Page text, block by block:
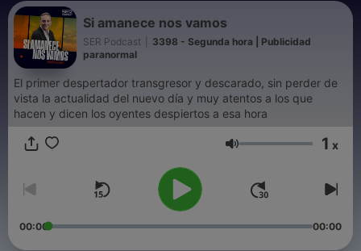
Si amanece nos vamos
SER Podcast
3398 - Segunda hora | Publicidad
paranormal
El primer despertador transgresor y descarado, sin perder de
vista la actualidad del nuevo día y muy atentos a los que
hacen y dicen los oyentes despiertos a esa hora
Volume 1 x
00:00 00:00